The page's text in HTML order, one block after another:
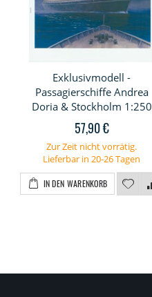
Exklusivmodell -
Passagierschiffe Andrea
Doria & Stockholm 1:250
57,90 €
Zur Zeit nicht vorrätig.
Lieferbar in 20-26 Tagen
IN DEN WARENKORB